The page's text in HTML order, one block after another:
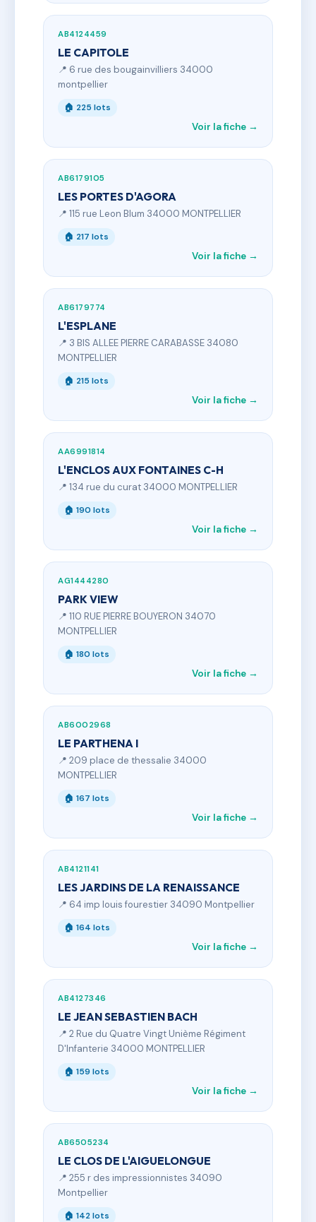
AB4124459
LE CAPITOLE
📍 6 rue des bougainvilliers 34000
montpellier
🏠 225 lots
Voir la fiche →
AB6179105
LES PORTES D'AGORA
📍 115 rue Leon Blum 34000 MONTPELLIER
🏠 217 lots
Voir la fiche →
AB6179774
L'ESPLANE
📍 3 BIS ALLEE PIERRE CARABASSE 34080
MONTPELLIER
🏠 215 lots
Voir la fiche →
AA6991814
L'ENCLOS AUX FONTAINES C-H
📍 134 rue du curat 34000 MONTPELLIER
🏠 190 lots
Voir la fiche →
AG1444280
PARK VIEW
📍 110 RUE PIERRE BOUYERON 34070
MONTPELLIER
🏠 180 lots
Voir la fiche →
AB6002968
LE PARTHENA I
📍 209 place de thessalie 34000
MONTPELLIER
🏠 167 lots
Voir la fiche →
AB4121141
LES JARDINS DE LA RENAISSANCE
📍 64 imp louis fourestier 34090 Montpellier
🏠 164 lots
Voir la fiche →
AB4127346
LE JEAN SEBASTIEN BACH
📍 2 Rue du Quatre Vingt Unième Régiment
D'Infanterie 34000 MONTPELLIER
🏠 159 lots
Voir la fiche →
AB6505234
LE CLOS DE L'AIGUELONGUE
📍 255 r des impressionnistes 34090
Montpellier
🏠 142 lots